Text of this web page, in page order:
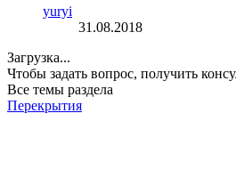
yuryi
31.08.2018
Загрузка...
Чтобы задать вопрос, получить
Все темы раздела
Перекрытия